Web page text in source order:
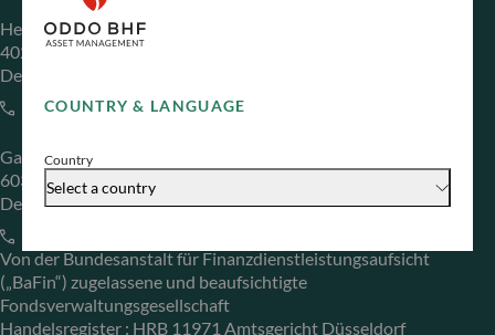
COUNTRY & LANGUAGE
Country
Select a country
Herzogstraße 15
40217 Düsseldorf
Deutschland
+49 (0) 211 239 24 01
Gallusanlage 8
60329 Frankfurt am Main
Deutschland
Von der Bundesanstalt für Finanzdienstleistungsaufsicht
(„BaFin“) zugelassene und beaufsichtigte
Fondsverwaltungsgesellschaft
Handelsregister : HRB 11971 Amtsgericht Düsseldorf